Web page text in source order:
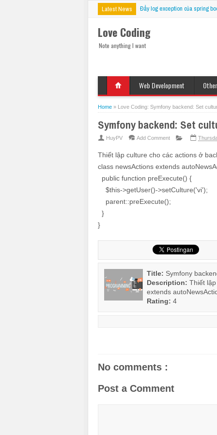
Latest News Đẩy log exception của spring
Love Coding
Note anything I want
Web Development
HTML
Javascript
jQuery
CSS
PHP
JSP
Fix Bug
VBS
Home » Love Coding: Symfony backend: Set
Symfony backend: Set
HuyPV Add Comment
Thiết lập culture cho các actions ở
class newsActions extends
public function preExecute() {
$this->getUser()->setCulture('vi');
parent::preExecute();
}
}
Title: Symfony
Description: Thiết
extends
Rating: 4
No comments :
Post a Comment